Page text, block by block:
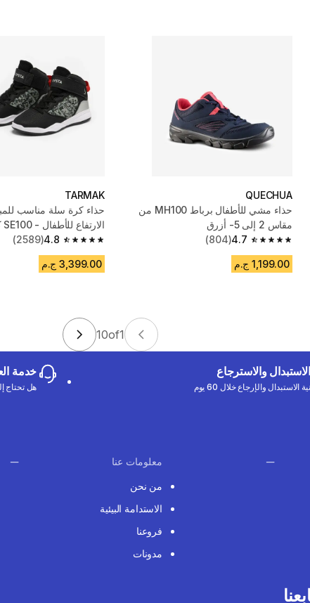
QUECHUA
حذاء مشي للأطفال برباط MH100 من
مقاس 2 إلى 5- أزرق
4.7
4.7 out of 5 stars from 804 reviews
(804)
1,199.00 ج.م
TARMAK
حذاء كرة سلة مناسب
الارتفاع للأطفال - SE100 كامو/ أسود
4.8
4.8 out of 5 stars from 2589 reviews
(2589)
3,399.00 ج.م
1
of
10
والاسترجاع
الاستبدال والإرجاع خلال 60 يوم
خدمة
هل تحتاج
معلومات عنا
من نحن
الاستدامة البيئية
فروعنا
مدونات